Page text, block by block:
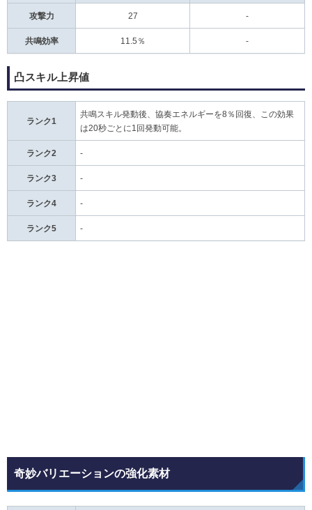
攻撃力 27 -
共鳴効率 11.5％ -
凸スキル上昇値
ランク1
共鳴スキル発動後、協奏エネルギーを8％回復、この効果
は20秒ごとに1回発動可能。
ランク2 -
ランク3 -
ランク4 -
ランク5 -
奇妙バリエーションの強化素材